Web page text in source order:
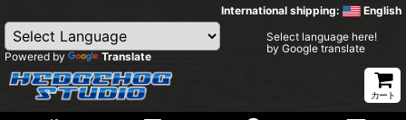
International shipping: English
Powered by Translate
Select language here!
by Google translate
カート